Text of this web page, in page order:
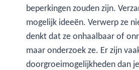
beperkingen zouden zijn.
mogelijk ideeën. Verwerp ze
denkt dat ze onhaalbaar of
maar onderzoek ze. Er zijn
doorgroeimogelijkheden dan